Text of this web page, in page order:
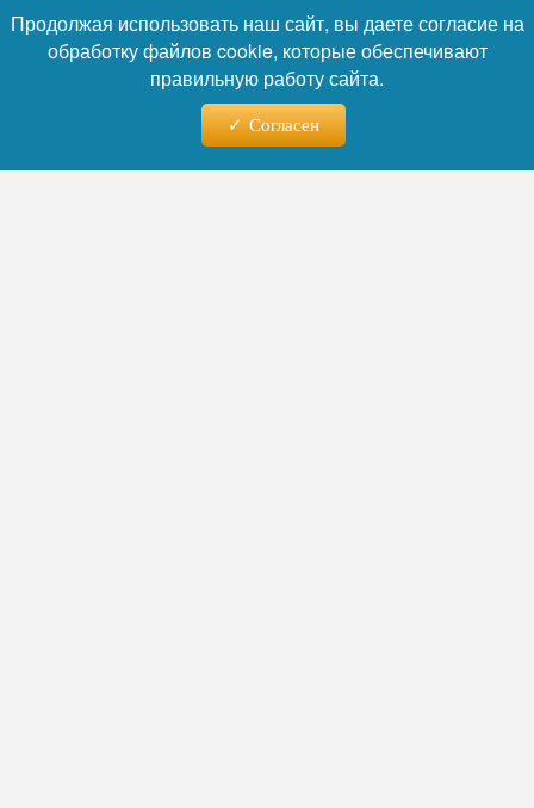
изменится для россиянс 1 августа.
Никита Орлов
Продолжая использовать наш сайт, вы даете согласие на
обработку файлов cookie, которые обеспечивают
правильную работу сайта.
Согласен